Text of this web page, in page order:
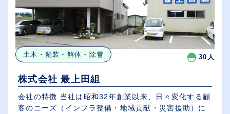
土木・舗装・解体・除雪 30人
株式会社 最上田組
会社の特徴 当社は昭和32年創業以来、日々変化する顧
客のニーズ（インフラ整備・地域貢献・災害援助）に